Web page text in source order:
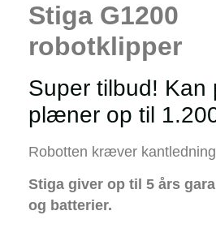
Stiga G1200
robotklipper
Super tilbud! Kan
plæner op til
Robotten kræver
Stiga giver op til 5 års
og batterier.